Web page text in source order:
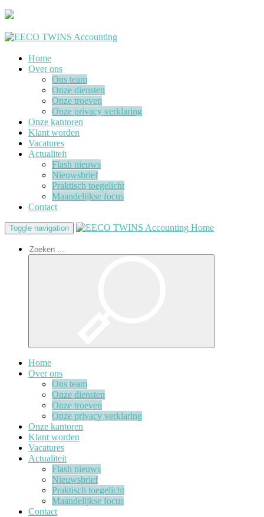
Home
Over ons
Ons team
Onze diensten
Onze troeven
Onze privacy verklaring
Onze kantoren
Klant worden
Vacatures
Actualiteit
Flash nieuws
Nieuwsbrief
Praktisch toegelicht
Maandelijkse focus
Contact
Toggle navigation Home
Home
Over ons
Ons team
Onze diensten
Onze troeven
Onze privacy verklaring
Onze kantoren
Klant worden
Vacatures
Actualiteit
Flash nieuws
Nieuwsbrief
Praktisch toegelicht
Maandelijkse focus
Contact